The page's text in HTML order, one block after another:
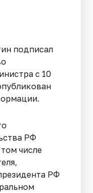
подписал
с 10
РФ
числе
РФ